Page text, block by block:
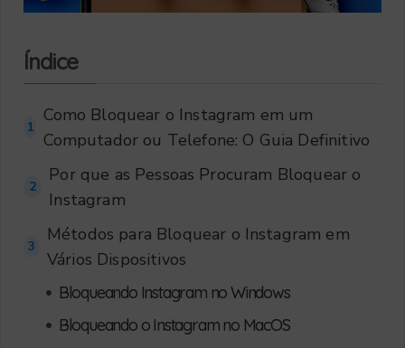
Índice
1
Como Bloquear o Instagram em um
Computador ou Telefone: O Guia Definitivo
2
Por que as Pessoas Procuram Bloquear o
Instagram
3
Métodos para Bloquear o Instagram em
Vários Dispositivos
• Bloqueando Instagram no Windows
• Bloqueando o Instagram no MacOS